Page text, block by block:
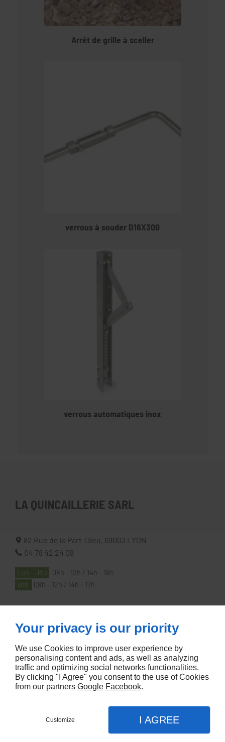
Arrêt de grille à sceller
verrous à souder D16X300
verrous automatiques inox
LA QUINCAILLERIE SARL
82 Rue de la Part-Dieu, 69003
LYON
04 78 42 24 08
Lun - Jeu
08h - 12h / 14h - 18h
Ven
08h - 12h / 14h - 17h
À PROPOS
Accueil
Contactez-nous
Mentions légales
Plan du site
Your privacy is our priority
We use Cookies to improve user experience by
personalising content and ads, as well as analyzing
traffic and optimizing social networks functionalities.
By clicking "I Agree" you consent to the use of Cookies
from our partners Google Facebook.
Customize I AGREE